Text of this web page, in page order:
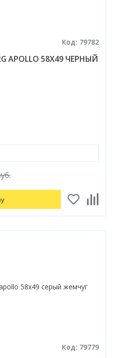
Код: 79782
APOLLO 58X49 ЧЕРНЫЙ
Код: 79779